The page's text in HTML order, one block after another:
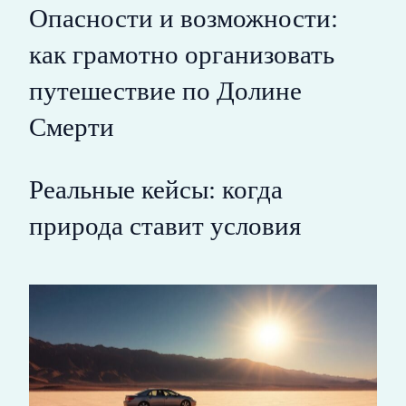
Опасности и возможности:
как грамотно организовать
путешествие по Долине
Смерти
Реальные кейсы: когда
природа ставит условия